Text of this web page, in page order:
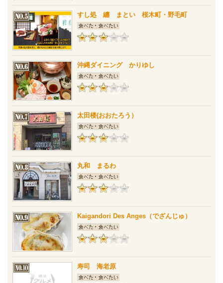
すし処 纏 まとい 桜木町・野毛町
沖縄ダイニング かりゆし
太田楼(おおたろう）
丸和 まるわ
Kaigandori Des Anges（でざんじゅ）
寿司 海老原